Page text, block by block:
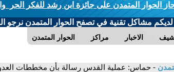
الحوار المتمدن على جائزة ابن رشد للفكر الحر
لديكم مشاكل تقنية في تصفح الحوار المتمدن نرجو
الحوار المتمدن مراكز الاخبار
- حماس: عملية القدس رسالة بأن مخططات